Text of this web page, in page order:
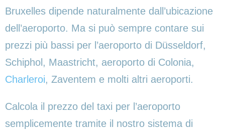
Bruxelles dipende naturalmente dall’ubicazione
dell’aeroporto. Ma si può sempre contare sui
prezzi più bassi per l’aeroporto di Düsseldorf,
Schiphol, Maastricht, aeroporto di Colonia,
Charleroi, Zaventem e molti altri aeroporti.
Calcola il prezzo del taxi per l’aeroporto
semplicemente tramite il nostro sistema di